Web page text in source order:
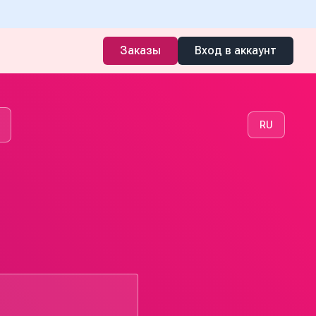
Заказы Вход в аккаунт
RU